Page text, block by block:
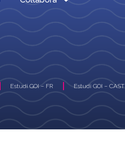
Estudi GOI – FR Estudi GOI – CAST